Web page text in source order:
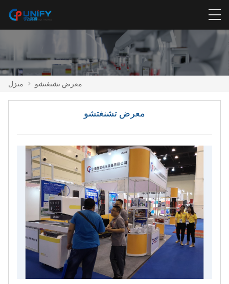
منزل > معرض تشنغتشو
معرض تشنغتشو